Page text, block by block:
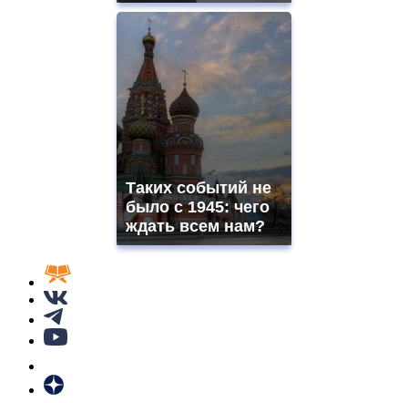
Таких событий не
было с 1945: чего
ждать всем нам?